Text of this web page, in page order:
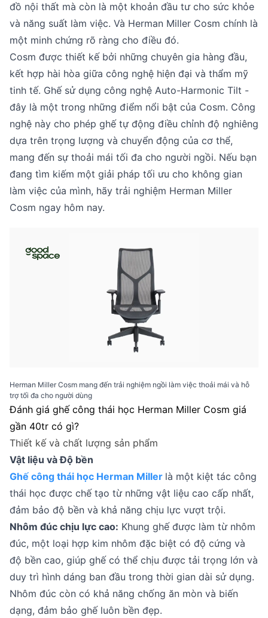
đồ nội thất mà còn là một khoản đầu tư cho sức khỏe
và năng suất làm việc. Và Herman Miller Cosm chính là
một minh chứng rõ ràng cho điều đó.
Cosm được thiết kế bởi những chuyên gia hàng đầu,
kết hợp hài hòa giữa công nghệ hiện đại và thẩm mỹ
tinh tế. Ghế sử dụng công nghệ Auto-Harmonic Tilt -
đây là một trong những điểm nổi bật của Cosm. Công
nghệ này cho phép ghế tự động điều chỉnh độ nghiêng
dựa trên trọng lượng và chuyển động của cơ thể,
mang đến sự thoải mái tối đa cho người ngồi. Nếu bạn
đang tìm kiếm một giải pháp tối ưu cho không gian
làm việc của mình, hãy trải nghiệm Herman Miller
Cosm ngay hôm nay.
Herman Miller Cosm mang đến trải nghiệm ngồi làm việc thoải mái và hỗ
trợ tối đa cho người dùng
Đánh giá ghế công thái học Herman Miller Cosm giá
gần 40tr có gì?
Thiết kế và chất lượng sản phẩm
Vật liệu và Độ bền
Ghế công thái học Herman Miller là một kiệt tác công
thái học được chế tạo từ những vật liệu cao cấp nhất,
đảm bảo độ bền và khả năng chịu lực vượt trội.
Nhôm đúc chịu lực cao: Khung ghế được làm từ nhôm
đúc, một loại hợp kim nhôm đặc biệt có độ cứng và
độ bền cao, giúp ghế có thể chịu được tải trọng lớn và
duy trì hình dáng ban đầu trong thời gian dài sử dụng.
Nhôm đúc còn có khả năng chống ăn mòn và biến
dạng, đảm bảo ghế luôn bền đẹp.